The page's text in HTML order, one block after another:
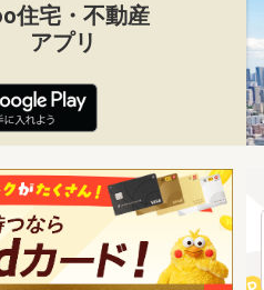
住宅・不動産
アプリ